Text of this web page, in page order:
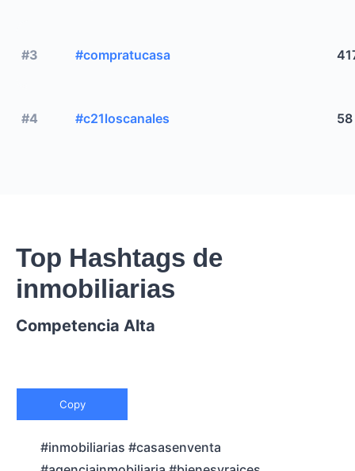
#3 #compratucasa
#4 #c21loscanales 58
Top Hashtags de
inmobiliarias
Competencia Alta
Copy
#inmobiliarias #casasenventa